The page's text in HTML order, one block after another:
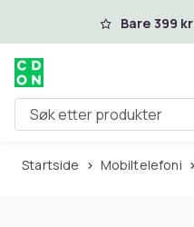
Hopp til hovedinnhold
Bare 399
Søk etter produkter
Startside Mobiltelefoni